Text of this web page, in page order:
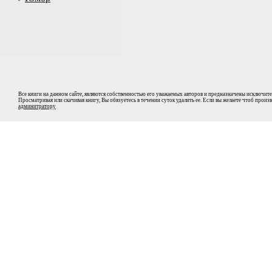
Все книги на данном сайте, являются собственностью его уважаемых авторов и предназначены
Просматривая или скачивая книгу, Вы обязуетесь в течении суток удалить ее. Если вы желаете чтоб
админитратору